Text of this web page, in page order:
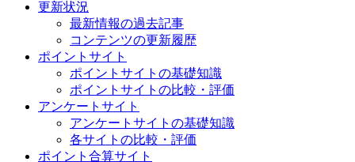
アンケートサイト
アンケートサイトの基礎知識
各サイトの比較・評価
ポイント合算サイト
お小遣いアプリ
ホーム
トップ